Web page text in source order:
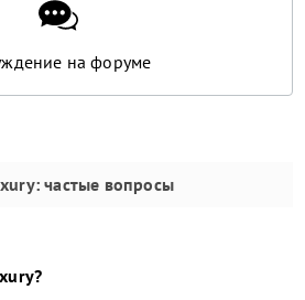
на форуме
: частые вопросы
?